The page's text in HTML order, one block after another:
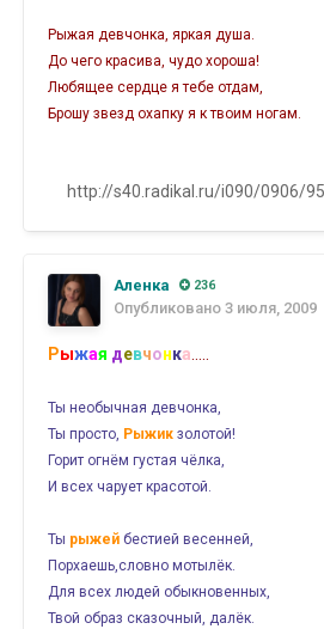
Рыжая девчонка, яркая душа.
До чего красива, чудо хороша!
Любящее сердце я тебе отдам,
Брошу звезд охапку я к твоим ногам.
http://s40.radikal.ru/i090/0906/
Аленка 236
Опубликовано 3 июля, 2009
Рыжая девчонка
Ты необычная девчонка,
Ты просто, Рыжик золотой!
Горит огнём густая чёлка,
И всех чарует красотой.
Ты рыжей бестией весенней,
Порхаешь,словно мотылёк.
Для всех людей обыкновенных,
Твой образ сказочный, далёк.